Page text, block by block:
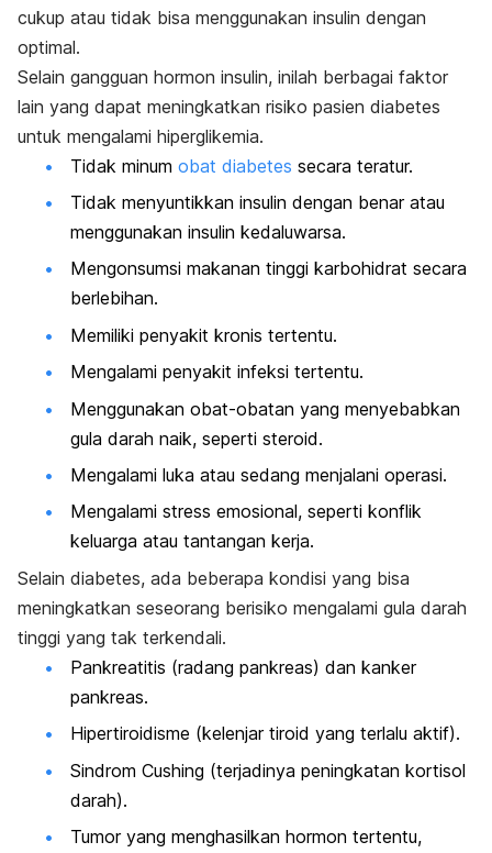
cukup atau tidak bisa menggunakan insulin dengan
optimal.
Selain gangguan hormon insulin, inilah berbagai faktor
lain yang dapat meningkatkan risiko pasien diabetes
untuk mengalami hiperglikemia.
Tidak minum obat diabetes secara teratur.
Tidak menyuntikkan insulin dengan benar atau
menggunakan insulin kedaluwarsa.
Mengonsumsi makanan tinggi karbohidrat secara
berlebihan.
Memiliki penyakit kronis tertentu.
Mengalami penyakit infeksi tertentu.
Menggunakan obat-obatan yang menyebabkan
gula darah naik, seperti steroid.
Mengalami luka atau sedang menjalani operasi.
Mengalami stress emosional, seperti konflik
keluarga atau tantangan kerja.
Selain diabetes, ada beberapa kondisi yang bisa
meningkatkan seseorang berisiko mengalami gula darah
tinggi yang tak terkendali.
Pankreatitis (radang pankreas) dan kanker
pankreas.
Hipertiroidisme (kelenjar tiroid yang terlalu aktif).
Sindrom Cushing (terjadinya peningkatan kortisol
darah).
Tumor yang menghasilkan hormon tertentu,